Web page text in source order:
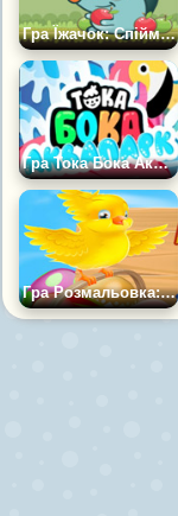
Гра Їжачок: Спіймай Яблуко
Гра Тока Бока Аквапарк
Гра Розмальовка: Великодній День